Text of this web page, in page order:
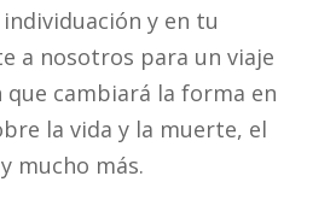
y en tu
a nosotros para un viaje
que cambiará la forma en
la vida y la muerte, el
mucho más.